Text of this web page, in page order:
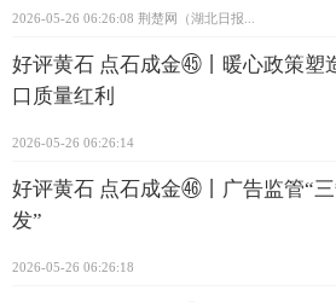
2026-05-26 06:26:08 荆楚网（湖北日报...
好评黄石 点石成金㊺丨暖心政策塑
口质量红利
2026-05-26 06:26:14
好评黄石 点石成金㊻丨广告监管“
发”
2026-05-26 06:26:18